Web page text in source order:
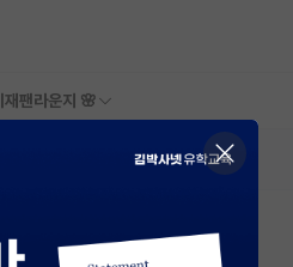
재팬라운지 🌸